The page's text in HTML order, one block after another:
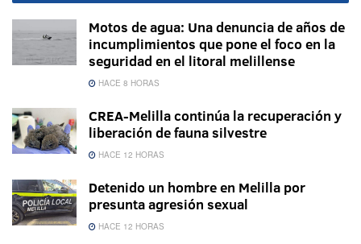
Motos de agua: Una denuncia de años de
incumplimientos que pone el foco en la
seguridad en el litoral melillense
HACE 8 HORAS
CREA-Melilla continúa la recuperación y
liberación de fauna silvestre
HACE 12 HORAS
Detenido un hombre en Melilla por
presunta agresión sexual
HACE 12 HORAS